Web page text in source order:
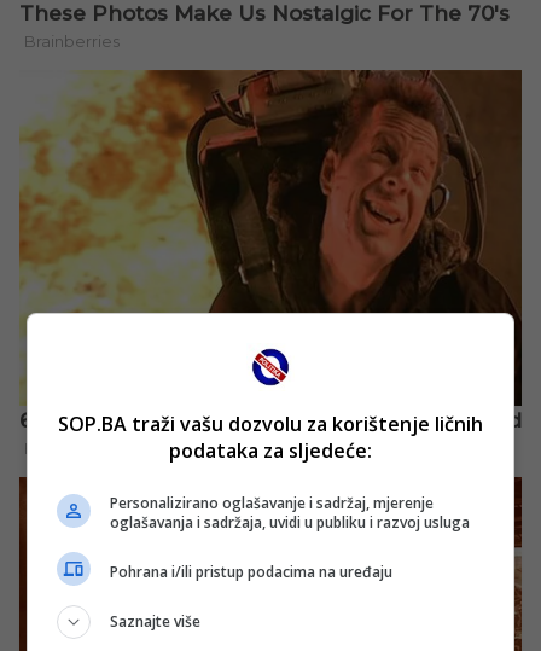
SOP.BA traži vašu dozvolu za korištenje ličnih
podataka za sljedeće:
Personalizirano oglašavanje i sadržaj, mjerenje
oglašavanja i sadržaja, uvidi u publiku i razvoj usluga
Pohrana i/ili pristup podacima na uređaju
Saznajte više